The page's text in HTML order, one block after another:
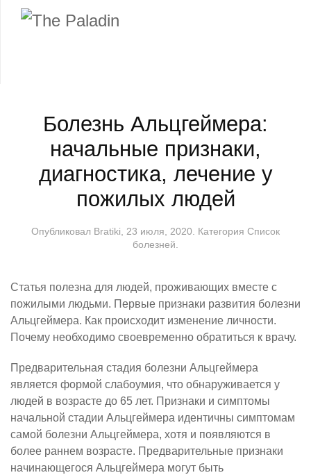
Болезнь Альцгеймера:
начальные признаки,
диагностика, лечение у
пожилых людей
Опубликовал Bratiki 23 июля, 2020 . Категория Список
болезней
Статья полезна для людей, проживающих вместе с
пожилыми людьми. Первые признаки развития болезни
Альцгеймера. Как происходит изменение личности.
Почему необходимо своевременно обратиться к врачу.
Предварительная стадия болезни Альцгеймера
является формой слабоумия, что обнаруживается у
людей в возрасте до 65 лет. Признаки и симптомы
начальной стадии Альцгеймера идентичны симптомам
самой болезни Альцгеймера, хотя и появляются в
более раннем возрасте. Предварительные признаки
начинающегося Альцгеймера могут быть